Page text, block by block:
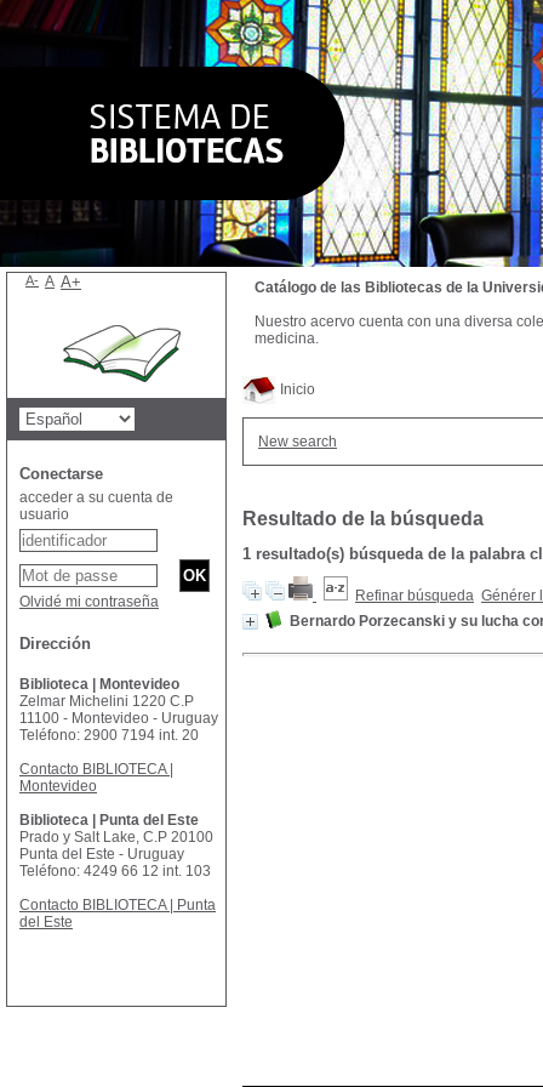
Inicio
New search
Resultado de la búsqueda
1 resultado(s) búsqueda de la palabra
Refinar búsqueda Générer
Bernardo Porzecanski y su lucha
Catálogo de las Bibliotecas de la
Nuestro acervo cuenta con una diversa
medicina.
A- A A+
Conectarse
acceder a su cuenta de
usuario
Olvidé mi contraseña
Dirección
Biblioteca | Montevideo
Zelmar Michelini 1220 C.P
11100 - Montevideo - Uruguay
Teléfono: 2900 7194 int. 20
Contacto BIBLIOTECA |
Montevideo
Biblioteca | Punta del Este
Prado y Salt Lake, C.P 20100
Punta del Este - Uruguay
Teléfono: 4249 66 12 int. 103
Contacto BIBLIOTECA | Punta
del Este